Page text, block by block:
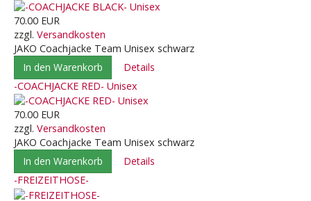
70.00 EUR
zzgl. Versandkosten
JAKO Coachjacke Team Unisex schwarz
In den Warenkorb
Details
-COACHJACKE RED- Unisex
70.00 EUR
zzgl. Versandkosten
JAKO Coachjacke Team Unisex schwarz
In den Warenkorb
Details
-FREIZEITHOSE-